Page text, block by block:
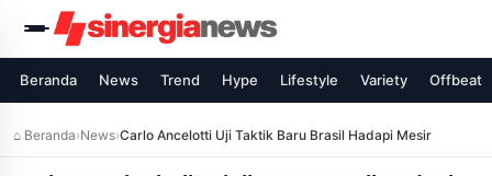
Beranda News Trend Hype Lifestyle Variety Offbeat
⌂ Beranda›News›Carlo Ancelotti Uji Taktik Baru Brasil Hadapi Mesir